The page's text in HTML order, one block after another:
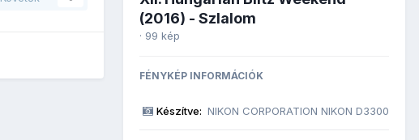
(2016) - Szlalom
· 99 kép
FÉNYKÉP INFORMÁCIÓK
Készítve: NIKON CORPORATION NIKON D3300